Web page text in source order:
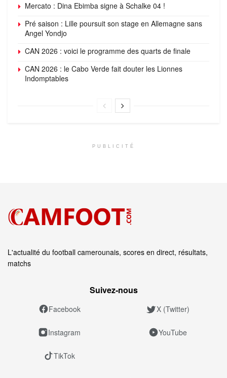
Mercato : Dina Ebimba signe à Schalke 04 !
Pré saison : Lille poursuit son stage en Allemagne sans
Angel Yondjo
CAN 2026 : voici le programme des quarts de finale
CAN 2026 : le Cabo Verde fait douter les Lionnes
Indomptables
PUBLICITÉ
L'actualité du football camerounais, scores en direct, résultats,
matchs
Suivez‑nous
Facebook X (Twitter)
Instagram YouTube
TikTok